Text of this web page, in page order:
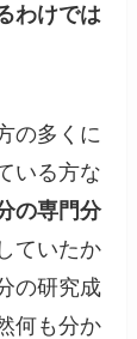
わけでは
の多くに
いる方な
の専門分
ていたか
の研究成
何も分か